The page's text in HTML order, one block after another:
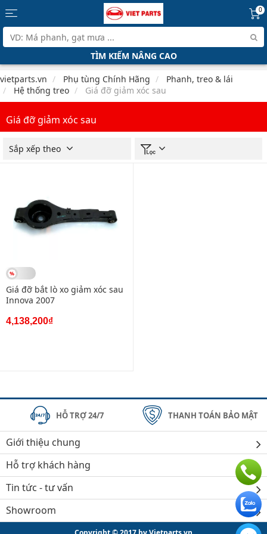
0
TÌM KIẾM NÂNG CAO
vietparts.vn Phụ tùng Chính Hãng
Phanh, treo & lái
Hệ thống treo
Giá đỡ giảm xóc sau
Giá đỡ giảm xóc sau
Sắp xếp theo
Giá đỡ bắt lò xo giảm xóc sau
Innova 2007
4,138,200₫
HỖ TRỢ 24/7 THANH TOÁN BẢO MẬT
Giới thiệu chung
Hỗ trợ khách hàng
Tin tức - tư vấn
Showroom